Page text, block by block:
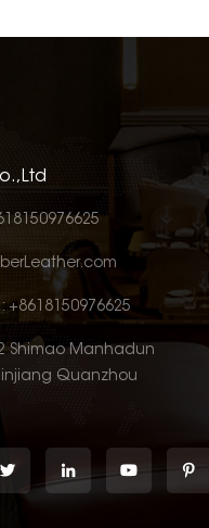
+8618150976625
Shimao Manhadun
Quanzhou